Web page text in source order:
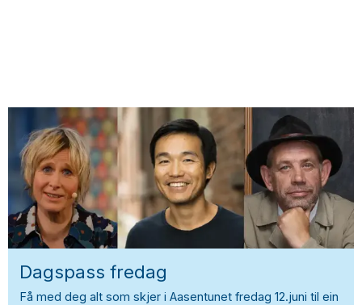
Dagspass fredag
Få med deg alt som skjer i Aasentunet fredag 12.juni til ein